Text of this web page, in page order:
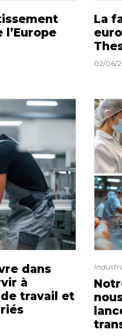
La
02/06/
dans
à
travail et